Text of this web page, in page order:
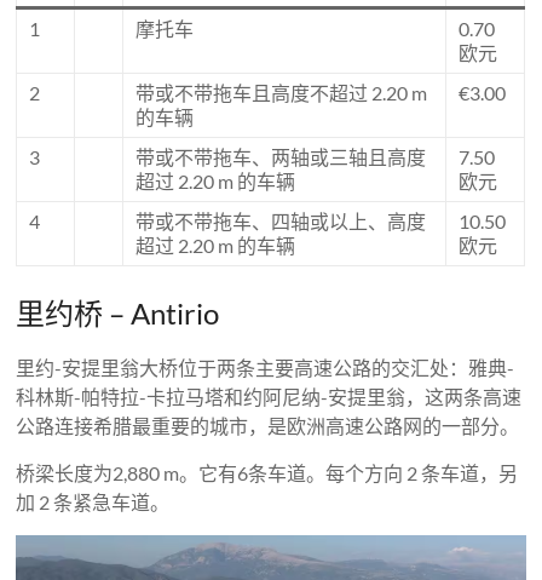
1 摩托车
0.70
欧元
2
带或不带拖车且高度不超过 2.20 m
的车辆
€3.00
3
带或不带拖车、两轴或三轴且高度
超过 2.20 m 的车辆
7.50
欧元
4
带或不带拖车、四轴或以上、高度
超过 2.20 m 的车辆
10.50
欧元
里约桥 – Antirio
里约-安提里翁大桥位于两条主要高速公路的交汇处：雅典-
科林斯-帕特拉-卡拉马塔和约阿尼纳-安提里翁，这两条高速
公路连接希腊最重要的城市，是欧洲高速公路网的一部分。
桥梁长度为2,880 m。它有6条车道。每个方向 2 条车道，另
加 2 条紧急车道。